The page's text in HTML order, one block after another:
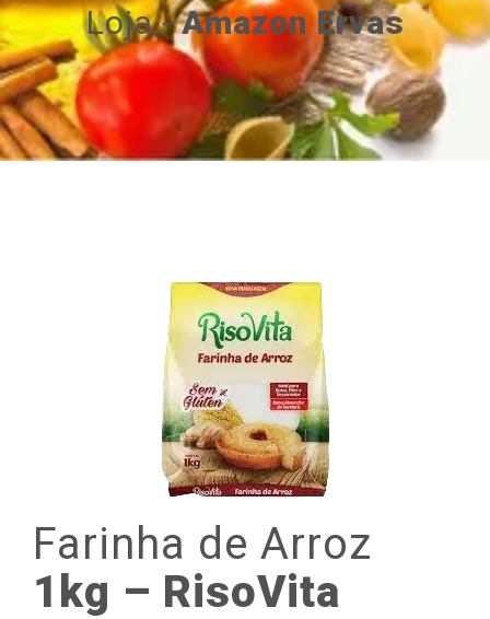
Loja -Amazon Ervas
Farinha de Arroz
1kg – RisoVita